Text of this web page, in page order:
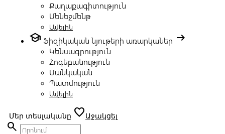
Քաղաքագիտություն
Մենեջմենթ
Ավելին
school Ֆիզիկական նյութերի առարկաներ arrow_right_alt
Կենսագրություն
Հոգեբանություն
Մանկական
Պատմություն
Ավելին
Մեր տեսլականը favoriteԱջակցել
search